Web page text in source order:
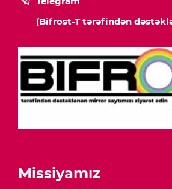
(Bifrost-T tərəfindən
Missiyamız